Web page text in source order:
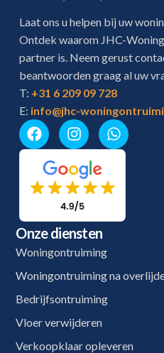
Laat ons u helpen bij uw
Ontdek waarom JHC-
partner is. Neem gerust
beantwoorden graag al uw
T: +31 6 209 09 728
E: info@jhc-
Onze diensten
Woningontruiming
Woningontruiming na
Bedrijfsontruiming
Vloer verwijderen
Verkoopklaar opleveren